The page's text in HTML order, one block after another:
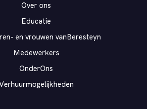
Over ons
Educatie
en vrouwen vanBeresteyn
Medewerkers
OnderOns